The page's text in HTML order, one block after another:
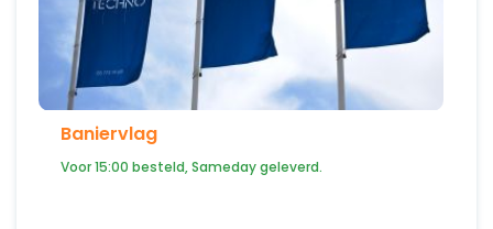
Baniervlag
Voor 15:00 besteld, Sameday geleverd.